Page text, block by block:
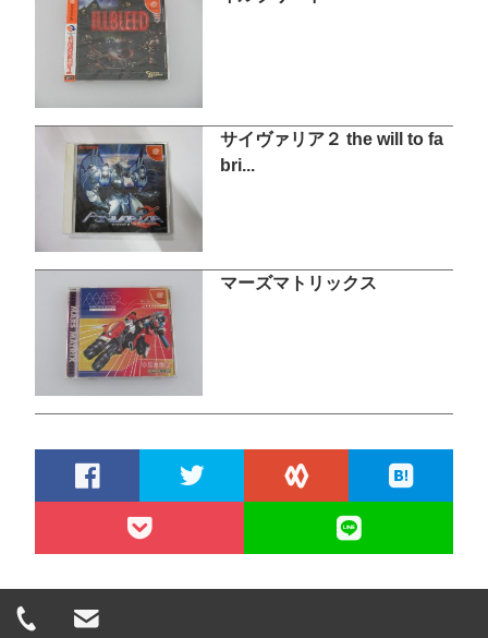
サイヴァリア２ the will to fa
bri...
マーズマトリックス